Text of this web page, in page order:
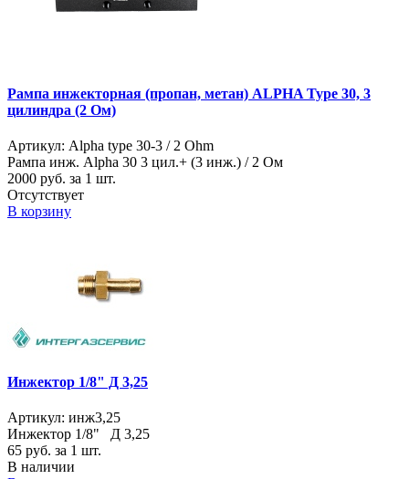
Рампа инжекторная (пропан, метан) ALPHA Type 30, 3
цилиндра (2 Ом)
Артикул: Alpha type 30-3 / 2 Ohm
Рампа инж. Alpha 30 3 цил.+ (3 инж.) / 2 Ом
2000 руб. за 1 шт.
Отсутствует
В корзину
Инжектор 1/8" Д 3,25
Артикул: инж3,25
Инжектор 1/8" Д 3,25
65 руб. за 1 шт.
В наличии